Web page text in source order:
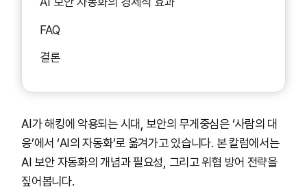
FAQ
결론
AI가 해킹에 악용되는 시대, 보안의 무게중심은 ‘사람의 대
응’에서 ‘AI의 자동화’로 옮겨가고 있습니다. 본 칼럼에서는
AI 보안 자동화의 개념과 필요성, 그리고 위협 방어 전략을
짚어봅니다.